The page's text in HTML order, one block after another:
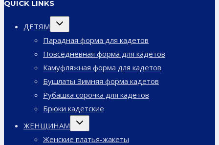
QUICK LINKS
ДЕТЯМ
Переключить
Парадная форма для кадетов
Повседневная форма для кадетов
Камуфляжная форма для кадетов
Бушлаты Зимняя форма кадетов
Рубашка сорочка для кадетов
Брюки кадетские
ЖЕНЩИНАМ
Переключить
Женские платья-жакеты